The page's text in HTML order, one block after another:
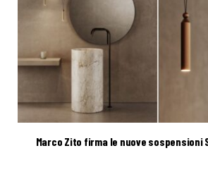
Marco Zito firma le nuove sospensioni